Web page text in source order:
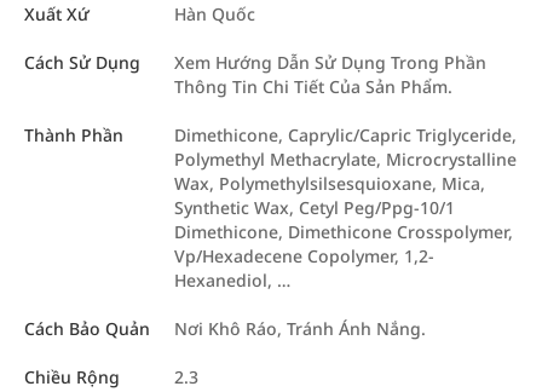
Xuất Xứ
Hàn Quốc
Cách Sử Dụng
Xem Hướng Dẫn Sử Dụng Trong Phần
Thông Tin Chi Tiết Của Sản Phẩm.
Thành Phần
Dimethicone, Caprylic/Capric Triglyceride,
Polymethyl Methacrylate, Microcrystalline
Wax, Polymethylsilsesquioxane, Mica,
Synthetic Wax, Cetyl Peg/Ppg-10/1
Dimethicone, Dimethicone Crosspolymer,
Vp/Hexadecene Copolymer, 1,2-
Hexanediol, …
Cách Bảo Quản Nơi Khô Ráo, Tránh Ánh Nắng.
Chiều Rộng 2.3